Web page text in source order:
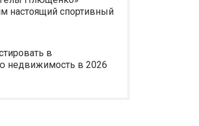
настоящий спортивный
в
недвижимость в 2026